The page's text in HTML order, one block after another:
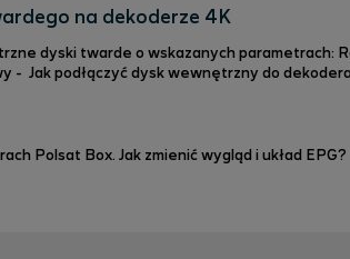
do 7 dni wstecz, cofanie i zat
na dekoderze 4K
parametrach: Rozmiar 2,5 cala Pojemności od 16GB do 2TB HDD lub SSD
Film instruktażowy - Jak podłączyć dysk wewnętrzny do
Polsat Box. Jak zmienić wygląd i układ EPG?